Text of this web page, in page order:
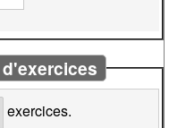
exercices.